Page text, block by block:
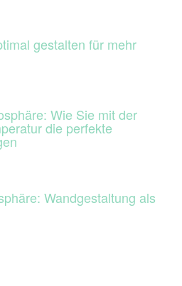
gestalten für mehr
Wie Sie mit der
die perfekte
Wandgestaltung als